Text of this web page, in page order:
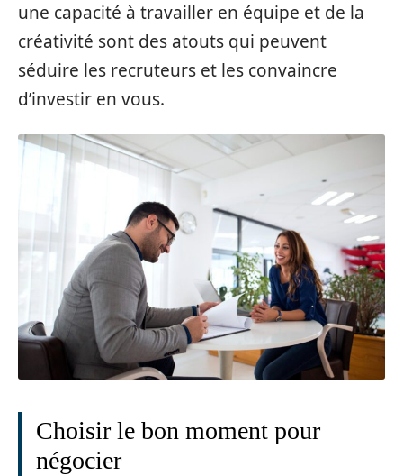
une capacité à travailler en équipe et de la
créativité sont des atouts qui peuvent
séduire les recruteurs et les convaincre
d’investir en vous.
Choisir le bon moment pour
négocier